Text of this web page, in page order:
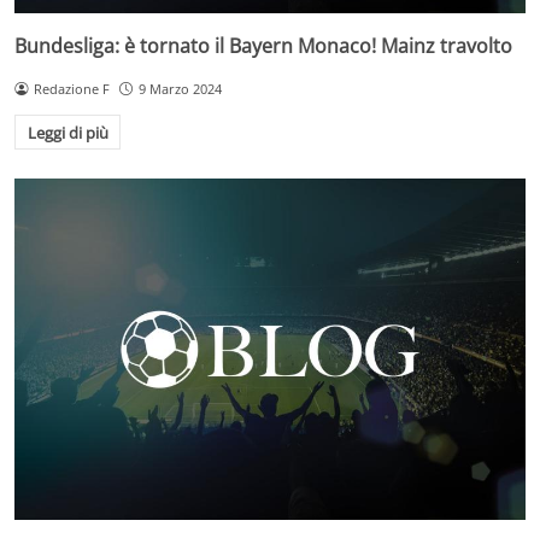
Bundesliga: è tornato il Bayern Monaco! Mainz travolto
Redazione F 9 Marzo 2024
Leggi di più